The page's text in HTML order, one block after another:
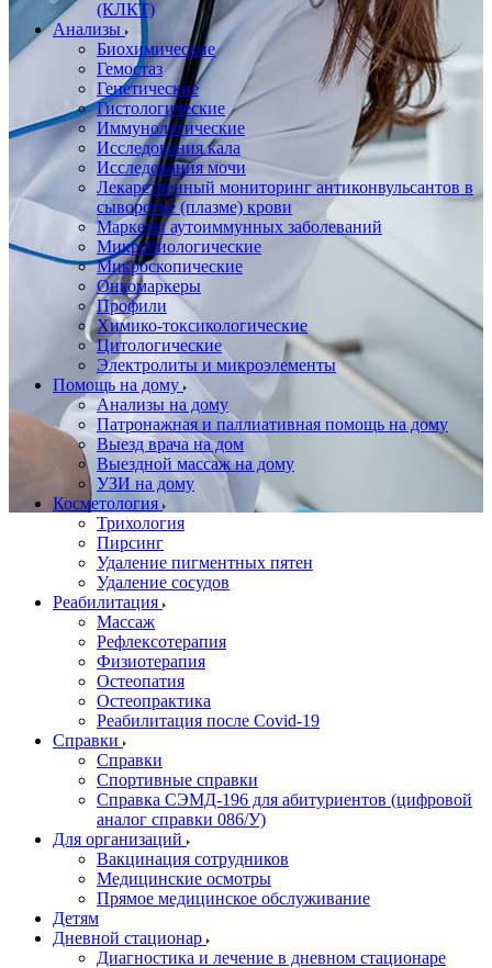
(КЛКТ)
Анализы
Биохимические
Гемостаз
Генетические
Гистологические
Иммунологические
Исследования кала
Исследования мочи
Лекарственный мониторинг антиконвульсантов в
сыворотке (плазме) крови
Маркеры аутоиммунных заболеваний
Микробиологические
Микроскопические
Онкомаркеры
Профили
Химико-токсикологические
Цитологические
Электролиты и микроэлементы
Помощь на дому
Анализы на дому
Патронажная и паллиативная помощь на дому
Выезд врача на дом
Выездной массаж на дому
УЗИ на дому
Косметология
Трихология
Пирсинг
Удаление пигментных пятен
Удаление сосудов
Реабилитация
Массаж
Рефлексотерапия
Физиотерапия
Остеопатия
Остеопрактика
Реабилитация после Covid-19
Справки
Справки
Спортивные справки
Справка СЭМД‑196 для абитуриентов (цифровой
аналог справки 086/У)
Для организаций
Вакцинация сотрудников
Медицинские осмотры
Прямое медицинское обслуживание
Детям
Дневной стационар
Диагностика и лечение в дневном стационаре